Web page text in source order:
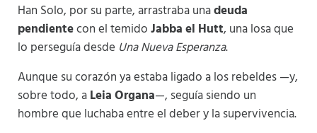
Han Solo, por su parte, arrastraba unadeuda
pendientecon el temidoJabba el Hutt, una losa que
lo perseguía desde Una Nueva Esperanza.
Aunque su corazón ya estaba ligado a los rebeldes —y,
sobre todo, aLeia Organa—, seguía siendo un
hombre que luchaba entre el deber y la supervivencia.